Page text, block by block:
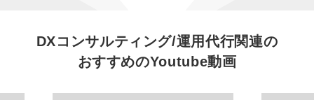
正社員
DXコンサルティング/運用代行関連の
おすすめのYoutube動画